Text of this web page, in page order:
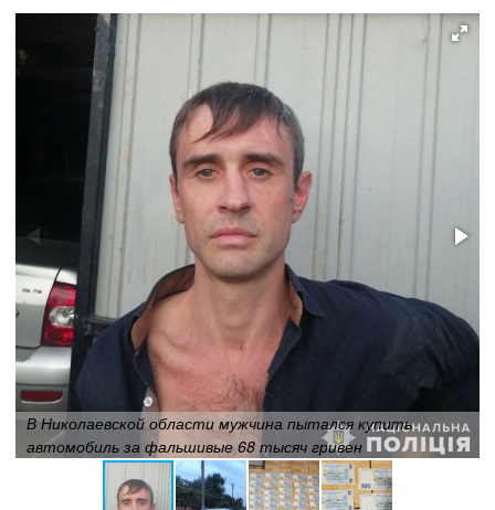
В Николаевской области мужчина пытался купить
автомобиль за фальшивые 68 тысяч гривен